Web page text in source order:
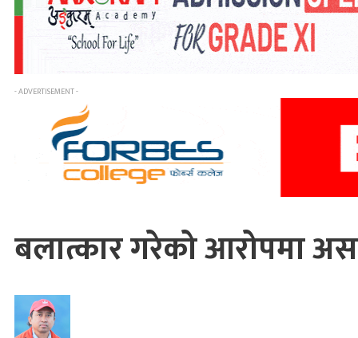
- ADVERTISEMENT -
बलात्कार गरेको आरोपमा